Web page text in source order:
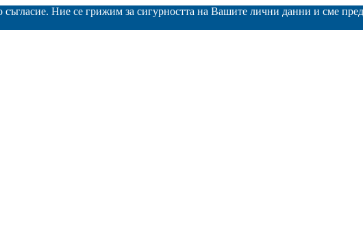
Ние се грижим за сигурността на Вашите лични данни и сме